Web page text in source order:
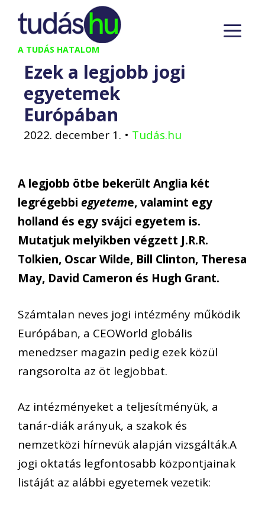
Kilépés
tartalomba
A TUDÁS HATALOM
Ezek a legjobb jogi
egyetemek
Európában
2022. december 1. • Tudás.hu
A legjobb ötbe bekerült Anglia két
legrégebbi egyeteme, valamint egy
holland és egy svájci egyetem is.
Mutatjuk melyikben végzett J.R.R.
Tolkien, Oscar Wilde, Bill Clinton, Theresa
May, David Cameron és Hugh Grant.
Számtalan neves jogi intézmény működik
Európában, a CEOWorld globális
menedzser magazin pedig ezek közül
rangsorolta az öt legjobbat.
Az intézményeket a teljesítményük, a
tanár-diák arányuk, a szakok és
nemzetközi hírnevük alapján vizsgálták.A
jogi oktatás legfontosabb központjainak
listáját az alábbi egyetemek vezetik: